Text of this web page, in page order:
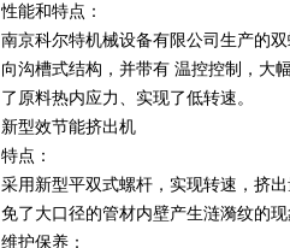
性能和特点：
南京科尔特机械设备有限公司生产的
向沟槽式结构，并带有 温控控制，大
了原料热内应力、实现了低转速。
新型效节能挤出机
特点：
采用新型平双式螺杆，实现转速，挤
免了大口径的管材内壁产生涟漪纹的现
维护保养：